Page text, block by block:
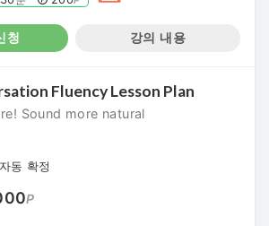
청 강의 내용
Fluency Lesson Plan
Sound more natural
자동 확정
P